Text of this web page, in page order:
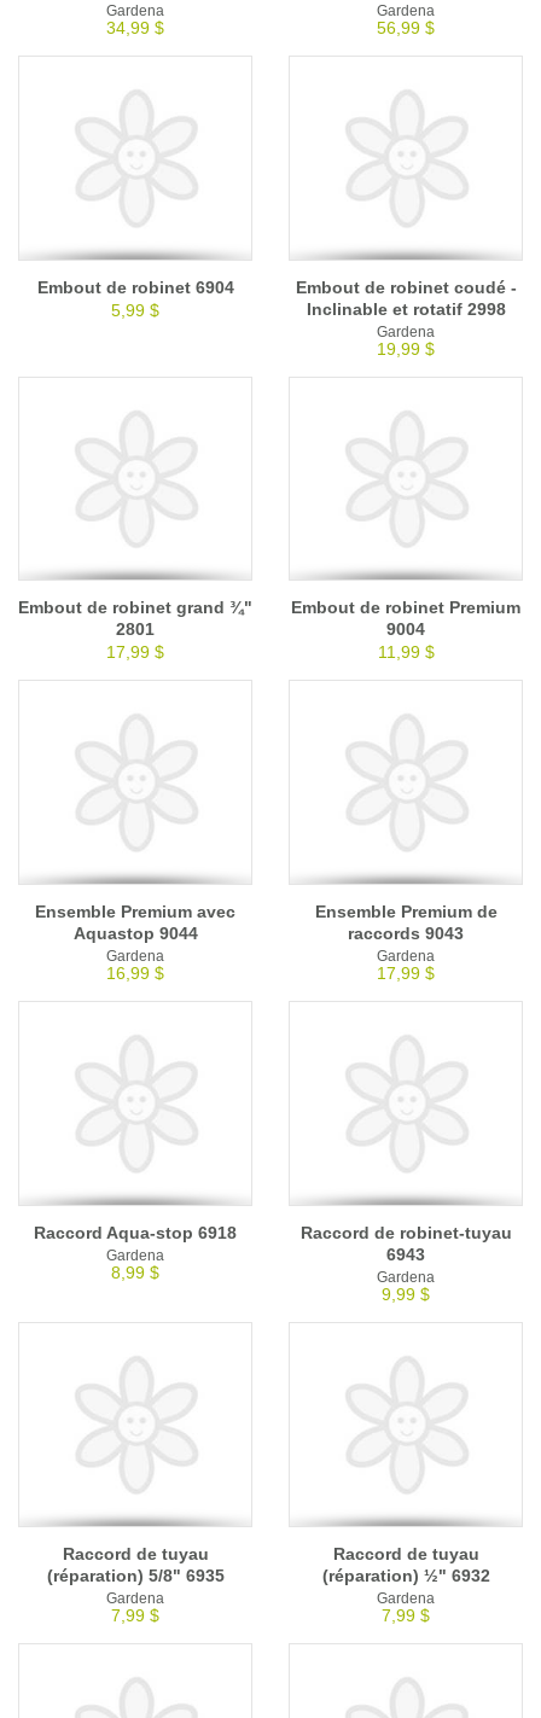
Gardena
34,99 $
Gardena
56,99 $
Embout de robinet 6904
5,99 $
Embout de robinet coudé -
Inclinable et rotatif 2998
Gardena
19,99 $
Embout de robinet grand ¾"
2801
17,99 $
Embout de robinet Premium
9004
11,99 $
Ensemble Premium avec
Aquastop 9044
Gardena
16,99 $
Ensemble Premium de
raccords 9043
Gardena
17,99 $
Raccord Aqua-stop 6918
Gardena
8,99 $
Raccord de robinet-tuyau
6943
Gardena
9,99 $
Raccord de tuyau
(réparation) 5/8" 6935
Gardena
7,99 $
Raccord de tuyau
(réparation) ½" 6932
Gardena
7,99 $